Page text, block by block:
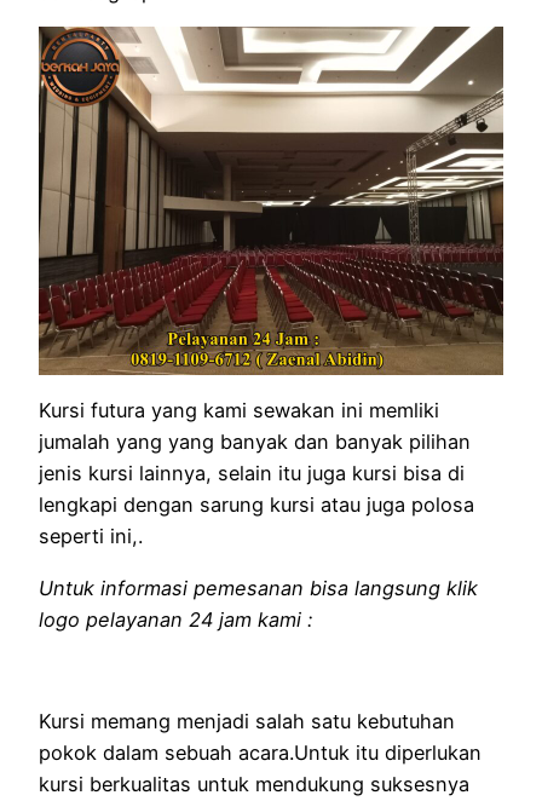
Kursi futura yang kami sewakan ini memliki
jumalah yang yang banyak dan banyak pilihan
jenis kursi lainnya, selain itu juga kursi bisa di
lengkapi dengan sarung kursi atau juga polosa
seperti ini,.
Untuk informasi pemesanan bisa langsung klik
logo pelayanan 24 jam kami :
Kursi memang menjadi salah satu kebutuhan
pokok dalam sebuah acara.Untuk itu diperlukan
kursi berkualitas untuk mendukung suksesnya